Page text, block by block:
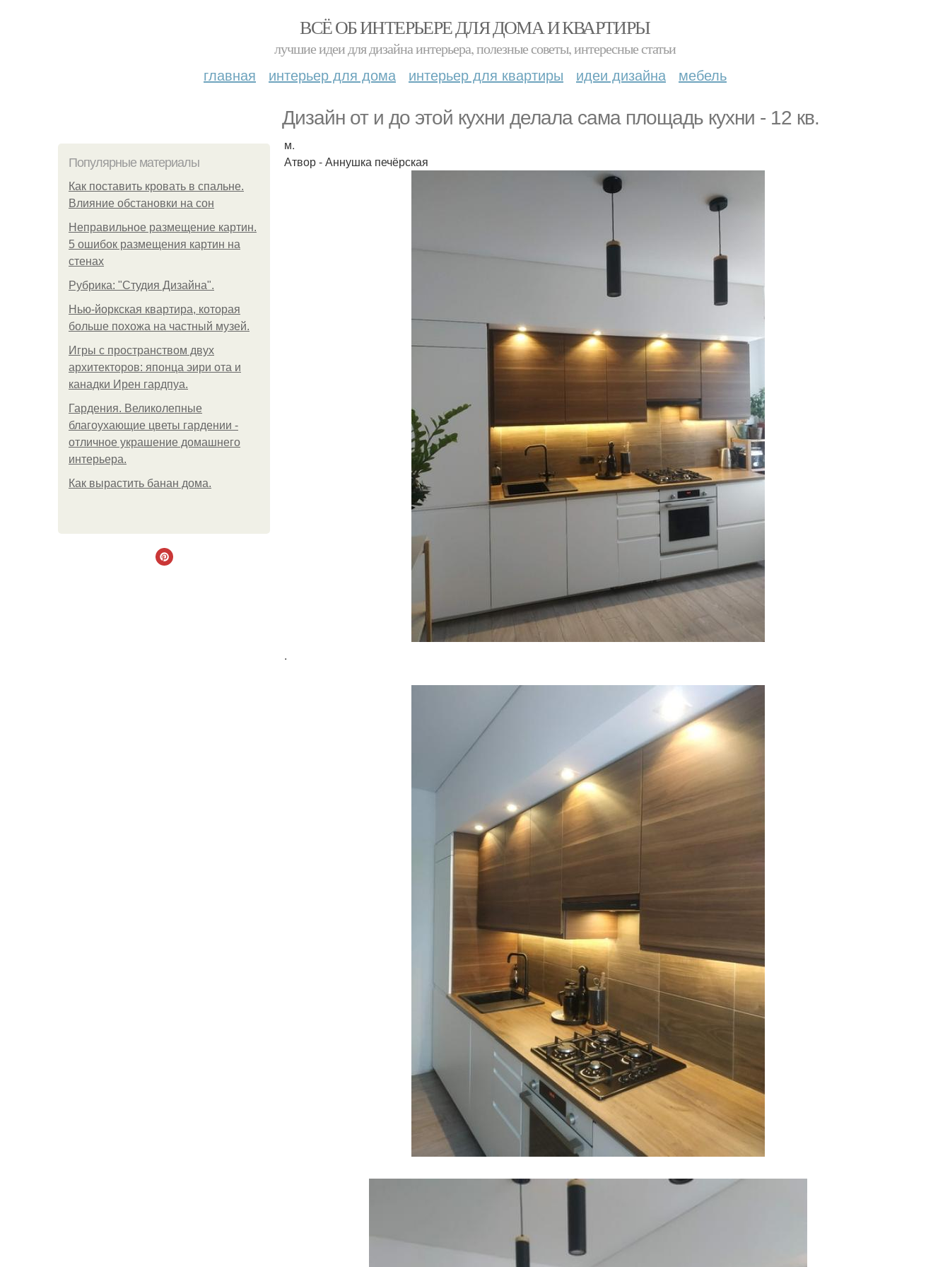
ВСЁ ОБ ИНТЕРЬЕРЕ ДЛЯ ДОМА И КВАРТИРЫ
лучшие идеи для дизайна интерьера, полезные советы, интересные статьи
главная интерьер для дома интерьер для квартиры идеи дизайна мебель
Дизайн от и до этой кухни делала сама площадь кухни - 12 кв.
Популярные материалы
Как поставить кровать в спальне.
Влияние обстановки на сон
Неправильное размещение картин.
5 ошибок размещения картин на
стенах
Рубрика: "Студия Дизайна".
Нью-йоркская квартира, которая
больше похожа на частный музей.
Игры с пространством двух
архитекторов: японца эири ота и
канадки Ирен гардпуа.
Гардения. Великолепные
благоухающие цветы гардении -
отличное украшение домашнего
интерьера.
Как вырастить банан дома.
м.
Атвор - Аннушка печёрская
.